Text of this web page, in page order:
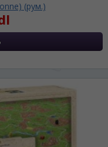
(рум.)